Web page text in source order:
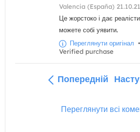
Valencia (España) 21.10.21
Це жорстоко і дає
можете собі уявити.
Переглянути оригінал •
Verified purchase
Попередній
Переглянути всі